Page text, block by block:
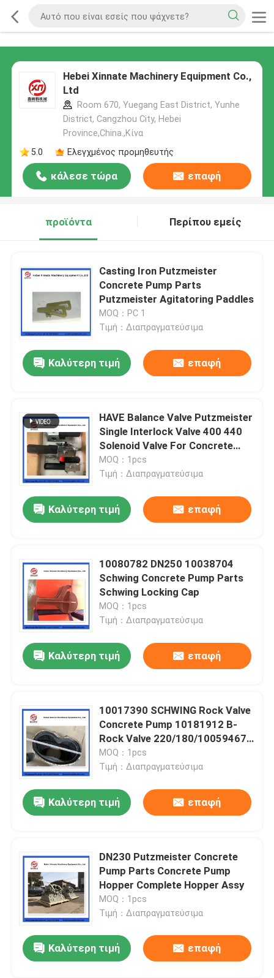
Hebei Xinnate Machinery Equipment Co.,
Ltd
Room 670, Yuegang East District, Yunhe
District, Cangzhou City, Hebei
Province,China.,Κίνα
5.0
Ελεγχμένος προμηθευτής
κάλεσε τώρα επαφή
προϊόντα Περίπου εμείς
Casting Iron Putzmeister
Concrete Pump Parts
Putzmeister Agitatoring Paddles
MOQ：PC 1
Τιμή：Διαπραγματεύσιμα
Καλύτερη τιμή επαφή
HAVE Balance Valve Putzmeister
Single Interlock Valve 400 440
Solenoid Valve For Concrete
Pump
MOQ：1pcs
Τιμή：Διαπραγματεύσιμα
Καλύτερη τιμή επαφή
10080782 DN250 10038704
Schwing Concrete Pump Parts
Schwing Locking Cap
MOQ：1pcs
Τιμή：Διαπραγματεύσιμα
Καλύτερη τιμή επαφή
10017390 SCHWING Rock Valve
Concrete Pump 10181912 B-
Rock Valve 220/180/10059467
210/180
MOQ：1pcs
Τιμή：Διαπραγματεύσιμα
Καλύτερη τιμή επαφή
DN230 Putzmeister Concrete
Pump Parts Concrete Pump
Hopper Complete Hopper Assy
MOQ：1pcs
Τιμή：Διαπραγματεύσιμα
Καλύτερη τιμή επαφή